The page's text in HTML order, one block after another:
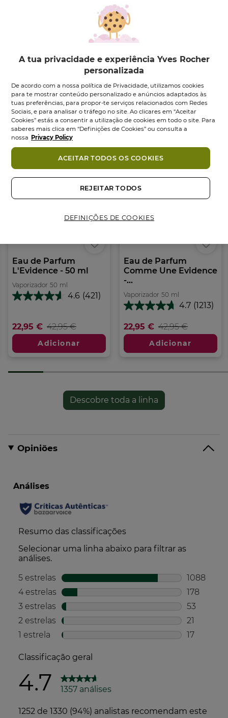
Criado por duas perfumistas, Sonia Constant e
Marion Costero, afirmam: " Imaginámos um
perfume fresco e luminoso, um novo cipreste
refrescado pela suavidade aveludada do Pêssego,
sem nunca esquecer a envolvente e poderosa base
de Patchouli. Para uma mulher livre, positiva e
confiante.
CONSELHOS DE UTILIZAÇÃO:
Vaporiza a Eau de Parfum nos locais mais quentes
do corpo: no interior dos pulsos, atrás das orelhas e
COMPROMISSO COSMÉTIQUE VÉGÉTALE®
• Fórmula com 95% de ingredientes naturais.
• Frasco totalmente reciclável.
Vaporizador
Ingredientes
Também podes gostar
Eau de Parfum
L'Evidence - 50 ml
Vaporizador 50 ml
4.6 (421)
4.6
estrelas.
421
análises
22,95 € 42,95 €
-46%
Adicionar
Eau de Parfum
Comme Une Evidence
-...
Vaporizador 50 ml
4.7 (1213)
4.7
5
estrelas.
análises
22,95 € 42,95 €
Adicionar
Descobre toda a linha
Opiniões
A tua privacidade e experiência Yves Rocher
personalizada
De acordo com a nossa política de Privacidade, utilizamos cookies
para te mostrar conteúdo personalizado e anúncios adaptados às
tuas preferências, para propor-te serviços relacionados com Redes
Sociais, e para analisar o tráfego no site. Ao clicares em “Aceitar
Cookies” estás a consentir a utilização de cookies em todo o site. Para
saberes mais clica em “Definições de Cookies” ou consulta a
nossa Privacy Policy
DEFINIÇÕES DE COOKIES
REJEITAR TODOS
ACEITAR TODOS OS COOKIES